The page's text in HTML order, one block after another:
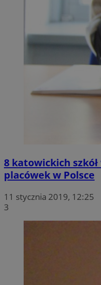
8 katowickich
placówek w Polsce
11 stycznia 2019, 12:25
3